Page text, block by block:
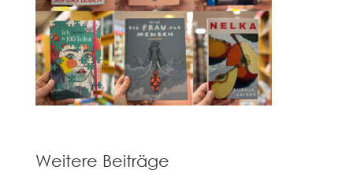
Weitere Beiträge